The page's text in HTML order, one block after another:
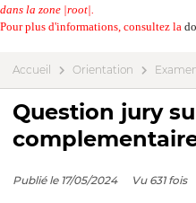
dans la zone |root|.
Pour plus d'informations, consultez la
Accueil Orientation
Question jury
Publié le 17/05/2024 Vu 631 fois